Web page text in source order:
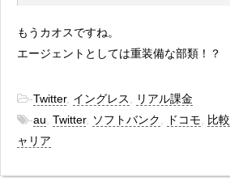
もうカオスですね。
エージェントとしては重装備な部類！？
-Twitter, イングレス
リアル課金
-au Twitter, ソフトバンク ドコモ 比較
ャリア